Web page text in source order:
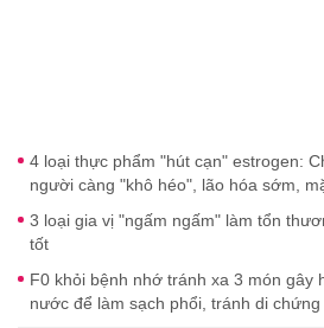
4 loại thực phẩm "hút cạn" estrogen:
người càng "khô héo", lão hóa sớm,
3 loại gia vị "ngấm ngấm" làm tổn
tốt
F0 khỏi bệnh nhớ tránh xa 3 món gây
nước để làm sạch phổi, tránh di chứng